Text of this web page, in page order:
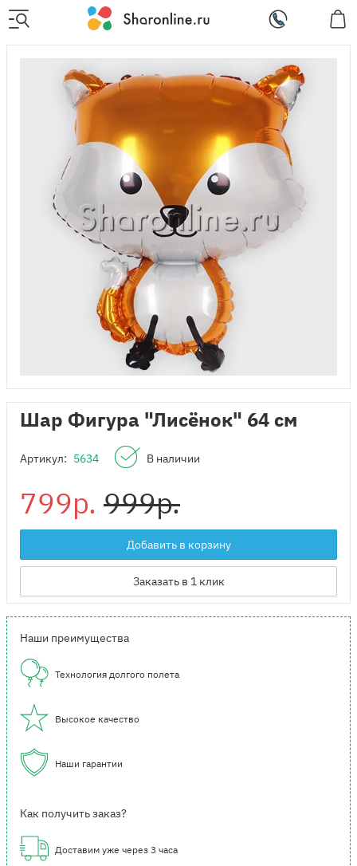
Шар Фигура "Лисёнок" 64 см
Артикул: 5634 В наличии
799р. 999р.
Добавить в корзину
Заказать в 1 клик
Наши преимущества
Технология долгого полета
Высокое качество
Наши гарантии
Как получить заказ?
Доставим уже через 3 часа